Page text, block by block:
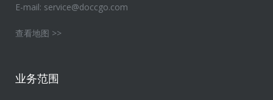
E-mail: service@doccgo.com
查看地图 >>
业务范围